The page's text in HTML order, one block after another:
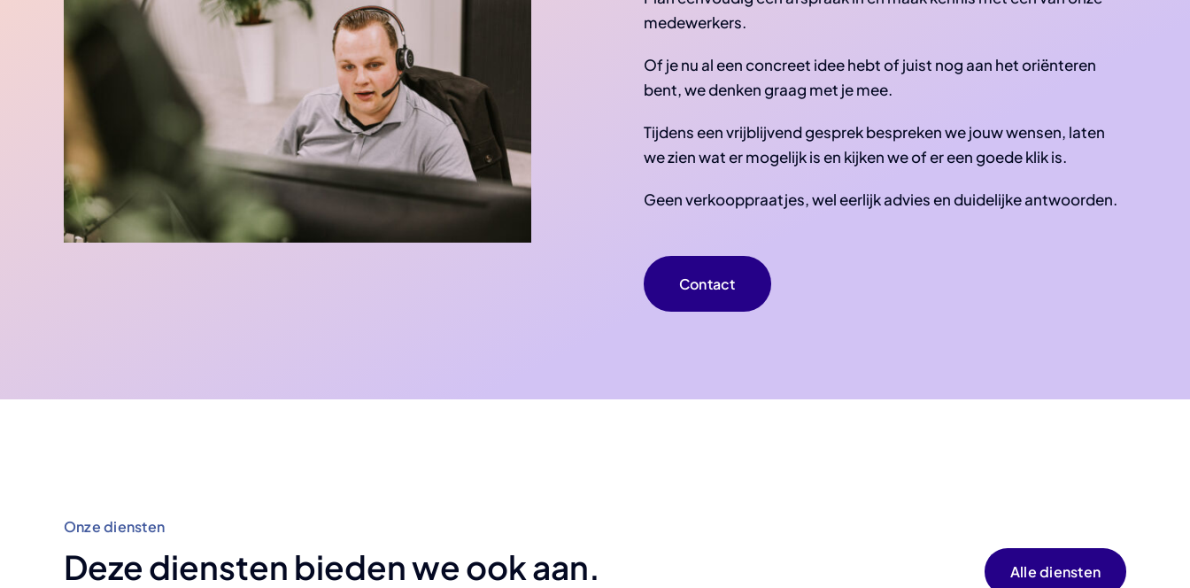
medewerkers.
Of je nu al een concreet idee hebt of juist nog aan het oriënteren
bent, we denken graag met je mee.
Tijdens een vrijblijvend gesprek bespreken we jouw wensen, laten
we zien wat er mogelijk is en kijken we of er een goede klik is.
Geen verkooppraatjes, wel eerlijk advies en duidelijke antwoorden.
Contact
Onze diensten
Deze diensten bieden we ook aan. Alle diensten